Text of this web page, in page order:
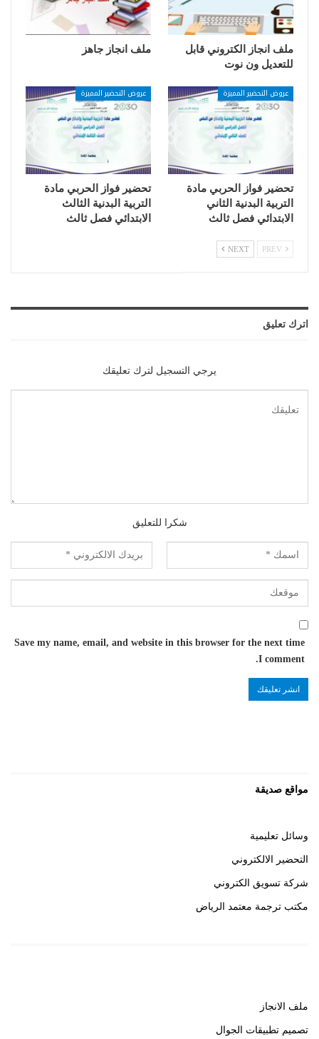
ملف انجاز الكتروني قابل
للتعديل ون نوت
ملف انجاز جاهز
عروض التحضير المميزة
تحضير فواز الحربي مادة
التربية البدنية الثاني
الابتدائي فصل ثالث
عروض التحضير المميزة
تحضير فواز الحربي مادة
التربية البدنية الثالث
الابتدائي فصل ثالث
NEXT
اترك تعليق
يرجي التسجيل لترك تعليقك
شكرا للتعليق
Save my name, email, and website in this browser for the next time
I comment.
مواقع صديقة
وسائل تعليمية
التحضير الالكتروني
شركة تسويق الكتروني
مكتب ترجمة معتمد الرياض
ملف الانجاز
تصميم تطبيقات الجوال